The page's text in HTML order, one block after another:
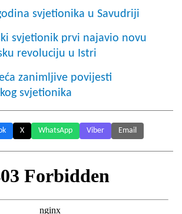
svjetionika u Savudriji
svjetionik prvi najavio novu
revoluciju u Istri
zanimljive povijesti
svjetionika
X WhatsApp Viber Email